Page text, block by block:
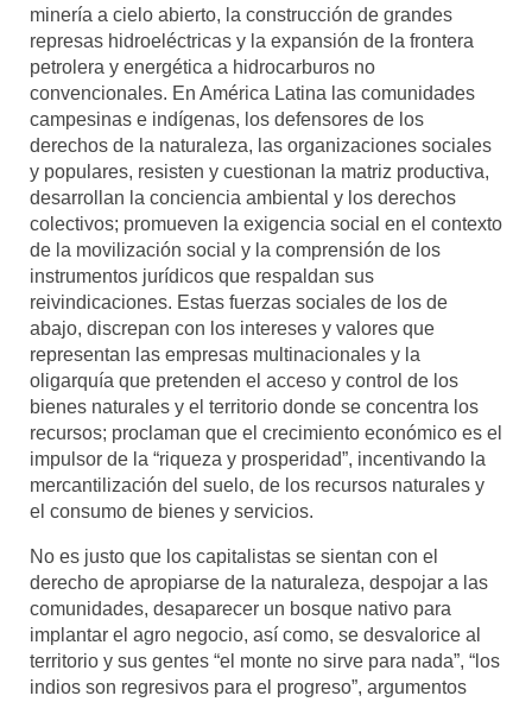
minería a cielo abierto, la construcción de grandes
represas hidroeléctricas y la expansión de la frontera
petrolera y energética a hidrocarburos no
convencionales. En América Latina las comunidades
campesinas e indígenas, los defensores de los
derechos de la naturaleza, las organizaciones sociales
y populares, resisten y cuestionan la matriz productiva,
desarrollan la conciencia ambiental y los derechos
colectivos; promueven la exigencia social en el contexto
de la movilización social y la comprensión de los
instrumentos jurídicos que respaldan sus
reivindicaciones. Estas fuerzas sociales de los de
abajo, discrepan con los intereses y valores que
representan las empresas multinacionales y la
oligarquía que pretenden el acceso y control de los
bienes naturales y el territorio donde se concentra los
recursos; proclaman que el crecimiento económico es el
impulsor de la “riqueza y prosperidad”, incentivando la
mercantilización del suelo, de los recursos naturales y
el consumo de bienes y servicios.
No es justo que los capitalistas se sientan con el
derecho de apropiarse de la naturaleza, despojar a las
comunidades, desaparecer un bosque nativo para
implantar el agro negocio, así como, se desvalorice al
territorio y sus gentes “el monte no sirve para nada”, “los
indios son regresivos para el progreso”, argumentos